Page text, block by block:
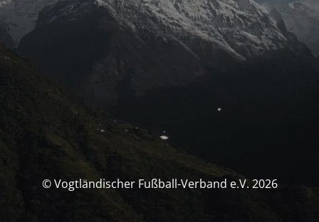
© Vogtländischer Fußball-Verband e.V. 2026